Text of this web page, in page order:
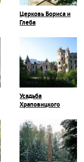
Церковь Бориса и
Глеба
Усадьба
Храповицкого